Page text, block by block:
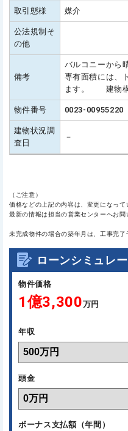
取引態様 媒介
公法規制そ
の他
備考
バルコニーから
専有面積には、
ます。 建物構
物件番号 0023-00955220
建物状況調
査日
－
（ご注意）
価格などの上記の内容は、変更になって
最新の情報は担当の営業センターへお問
未完成物件の場合の築年月は、工事完了
ローンシミュレ
物件価格
1億3,300万円
年収
頭金
ボーナス支払額（年間）